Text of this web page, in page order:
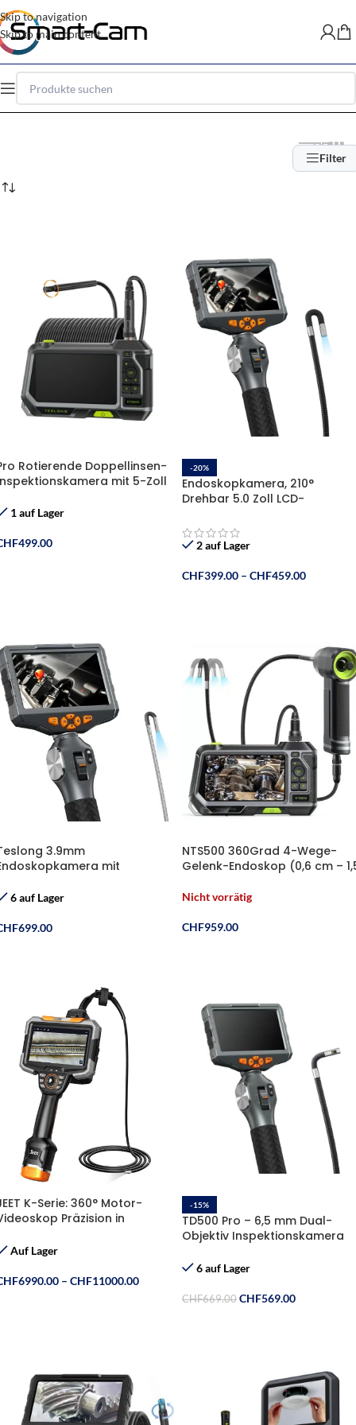
Skip to navigation
Skip to main content
Filter
Rotierende Doppellinsen-
mit 5-Zoll
1 auf Lager
499.00
-20%
Endoskopkamera, 210°
Drehbar 5.0 Zoll LCD-
2 auf Lager
CHF399.00 – CHF459.00
3.9mm
mit
LED-Licht, drehbar, 1.55m
6 auf Lager
699.00
NTS500 360Grad 4-Wege-
Gelenk-Endoskop (0,6 cm –
Nicht vorrätig
CHF959.00
K-Serie: 360° Motor-
Präzision in
Auf Lager
6990.00 – CHF11000.00
-15%
TD500 Pro – 6,5 mm Dual-
Objektiv Inspektionskamera
6 auf Lager
CHF669.00 CHF569.00